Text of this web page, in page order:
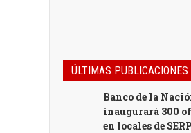
ÚLTIMAS PUBLICACIONES
Banco de la
inaugurará 300
en locales de